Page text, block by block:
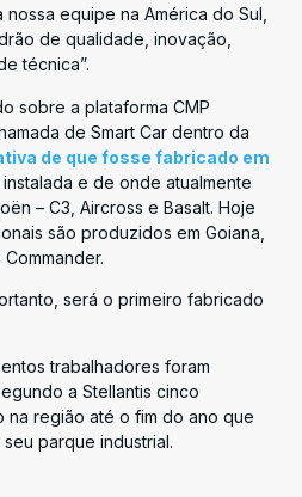
equipe na América do Sul,
de qualidade, inovação,
técnica”.
sobre a plataforma CMP
de Smart Car dentro da
de que fosse fabricado em
instalada e de onde atualmente
– C3, Aircross e Basalt. Hoje
são produzidos em Goiana,
será o primeiro fabricado
trabalhadores foram
a Stellantis cinco
na região até o fim do ano que
parque industrial.